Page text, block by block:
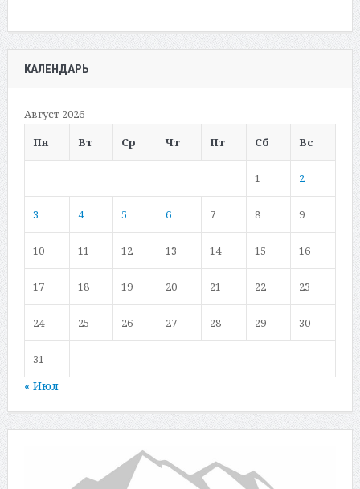
КАЛЕНДАРЬ
Август 2026
Пн
Вт Ср Чт Пт Сб Вс
1 2
3 4 5 6 7 8 9
10 11 12 13 14 15 16
17 18 19 20 21 22 23
24 25 26 27 28 29 30
31
« Июл